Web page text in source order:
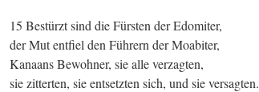
15 Bestürzt sind die Fürsten der Edomiter,
der Mut entfiel den Führern der Moabiter,
Kanaans Bewohner, sie alle verzagten,
sie zitterten, sie entsetzten sich, und sie versagten.